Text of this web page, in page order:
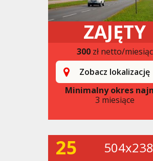
ZAJĘTY
300zł netto/miesiąc
Zobacz lokalizację
Minimalny okres
3 miesiące
25